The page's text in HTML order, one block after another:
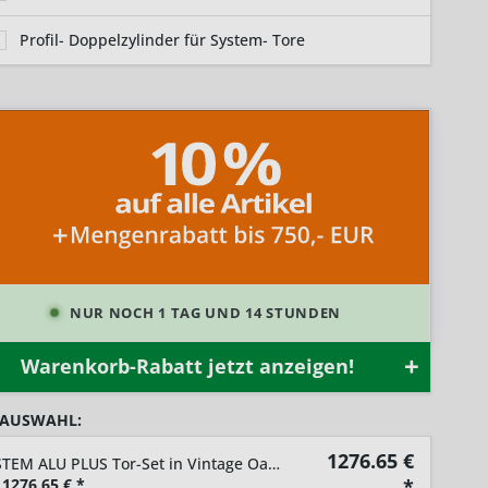
Profil- Doppelzylinder für System- Tore
NUR NOCH 1 TAG UND 14 STUNDEN
Warenkorb-Rabatt jetzt anzeigen!
SYSTEM ALU PLUS Tor-Set in Vintage Oak Höhe 1800mm
1276,65 € *
1276.65 €